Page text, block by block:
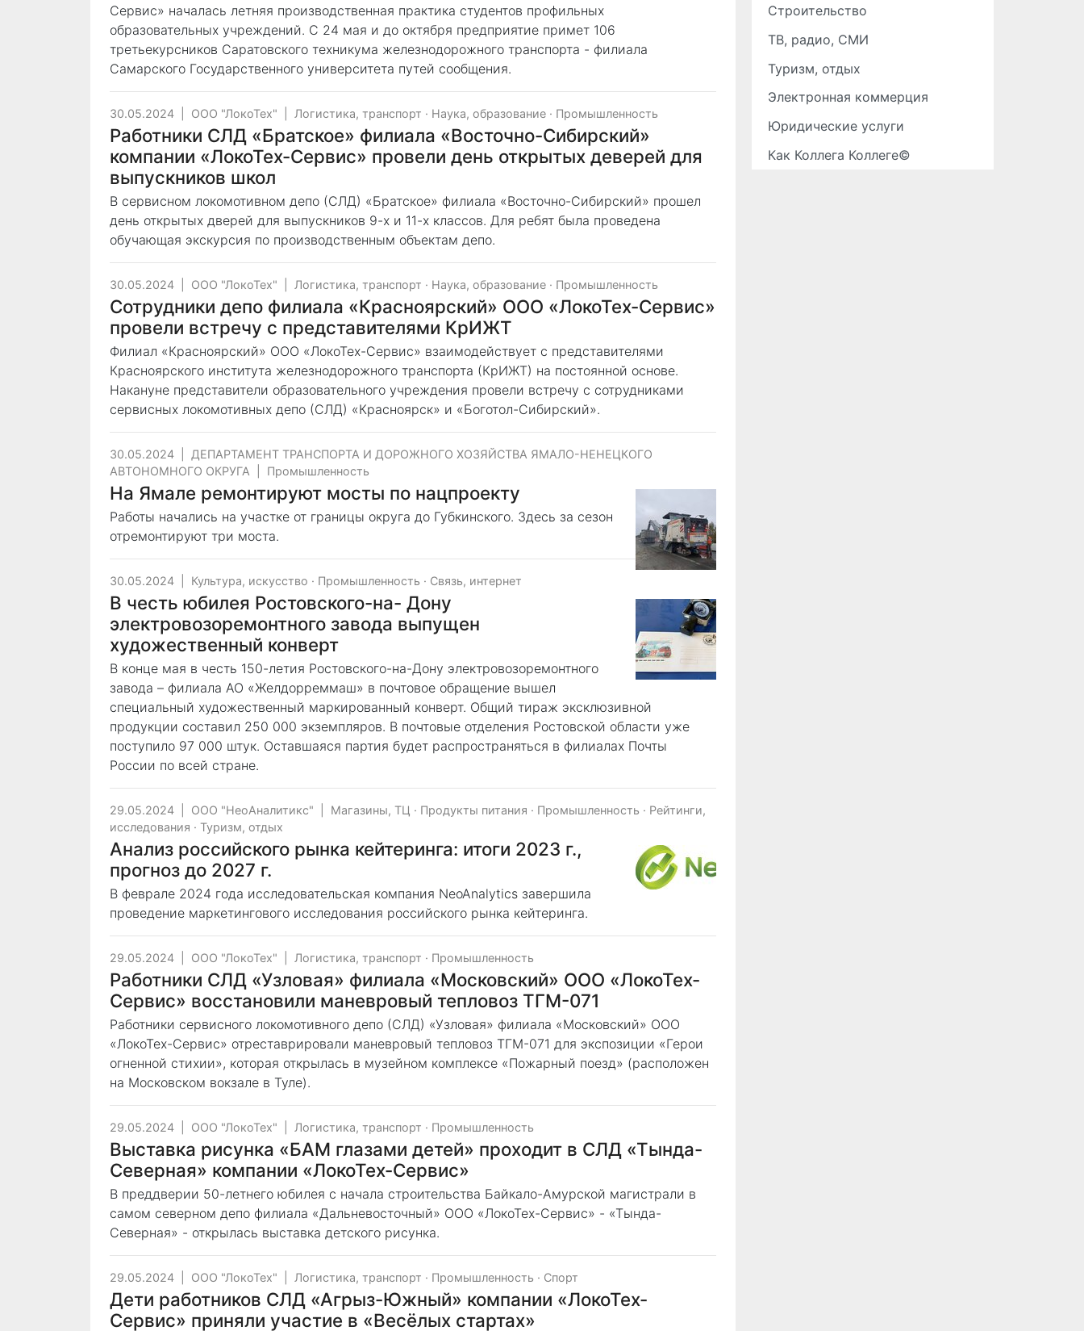
Сервис» началась летняя производственная практика студентов профильных
образовательных учреждений. С 24 мая и до октября предприятие примет 106
третьекурсников Саратовского техникума железнодорожного транспорта - филиала
Самарского Государственного университета путей сообщения.
30.05.2024 ООО "ЛокоТех" Логистика, транспорт · Наука, образование · Промышленность
Работники СЛД «Братское» филиала «Восточно-Сибирский»
компании «ЛокоТех-Сервис» провели день открытых деверей для
выпускников школ
В сервисном локомотивном депо (СЛД) «Братское» филиала «Восточно-Сибирский» прошел
день открытых дверей для выпускников 9-х и 11-х классов. Для ребят была проведена
обучающая экскурсия по производственным объектам депо.
30.05.2024 ООО "ЛокоТех" Логистика, транспорт · Наука, образование · Промышленность
Сотрудники депо филиала «Красноярский» ООО «ЛокоТех-Сервис»
провели встречу с представителями КрИЖТ
Филиал «Красноярский» ООО «ЛокоТех-Сервис» взаимодействует с представителями
Красноярского института железнодорожного транспорта (КрИЖТ) на постоянной основе.
Накануне представители образовательного учреждения провели встречу с сотрудниками
сервисных локомотивных депо (СЛД) «Красноярск» и «Боготол-Сибирский».
30.05.2024
ДЕПАРТАМЕНТ ТРАНСПОРТА И ДОРОЖНОГО ХОЗЯЙСТВА ЯМАЛО-НЕНЕЦКОГО
АВТОНОМНОГО ОКРУГА
Промышленность
На Ямале ремонтируют мосты по нацпроекту
Работы начались на участке от границы округа до Губкинского. Здесь за сезон
отремонтируют три моста.
30.05.2024 Культура, искусство · Промышленность · Связь, интернет
В честь юбилея Ростовского-на- Дону
электровозоремонтного завода выпущен
художественный конверт
В конце мая в честь 150-летия Ростовского-на-Дону электровозоремонтного
завода – филиала АО «Желдорреммаш» в почтовое обращение вышел
специальный художественный маркированный конверт. Общий тираж эксклюзивной
продукции составил 250 000 экземпляров. В почтовые отделения Ростовской области уже
поступило 97 000 штук. Оставшаяся партия будет распространяться в филиалах Почты
России по всей стране.
29.05.2024 ООО "НеоАналитикс" Магазины, ТЦ · Продукты питания · Промышленность · Рейтинги,
исследования · Туризм, отдых
Анализ российского рынка кейтеринга: итоги 2023 г.,
прогноз до 2027 г.
В феврале 2024 года исследовательская компания NeoAnalytics завершила
проведение маркетингового исследования российского рынка кейтеринга.
29.05.2024 ООО "ЛокоТех" Логистика, транспорт · Промышленность
Работники СЛД «Узловая» филиала «Московский» ООО «ЛокоТех-
Сервис» восстановили маневровый тепловоз ТГМ-071
Работники сервисного локомотивного депо (СЛД) «Узловая» филиала «Московский» ООО
«ЛокоТех-Сервис» отреставрировали маневровый тепловоз ТГМ-071 для экспозиции «Герои
огненной стихии», которая открылась в музейном комплексе «Пожарный поезд» (расположен
на Московском вокзале в Туле).
29.05.2024 ООО "ЛокоТех" Логистика, транспорт · Промышленность
Выставка рисунка «БАМ глазами детей» проходит в СЛД «Тында-
Северная» компании «ЛокоТех-Сервис»
В преддверии 50-летнего юбилея с начала строительства Байкало-Амурской магистрали в
самом северном депо филиала «Дальневосточный» ООО «ЛокоТех-Сервис» - «Тында-
Северная» - открылась выставка детского рисунка.
29.05.2024 ООО "ЛокоТех" Логистика, транспорт · Промышленность · Спорт
Дети работников СЛД «Агрыз-Южный» компании «ЛокоТех-
Сервис» приняли участие в «Весёлых стартах»
Строительство
ТВ, радио, СМИ
Туризм, отдых
Электронная коммерция
Юридические услуги
Как Коллега Коллеге©